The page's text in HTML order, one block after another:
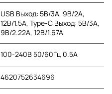
USB Выход: 5B/3A, 9B/2A,
12B/1.5A, Type-C Выход: 5B/3A,
9B/2.22A, 12B/1.67A
100-240B 50/60Гц 0.5A
4620752634696